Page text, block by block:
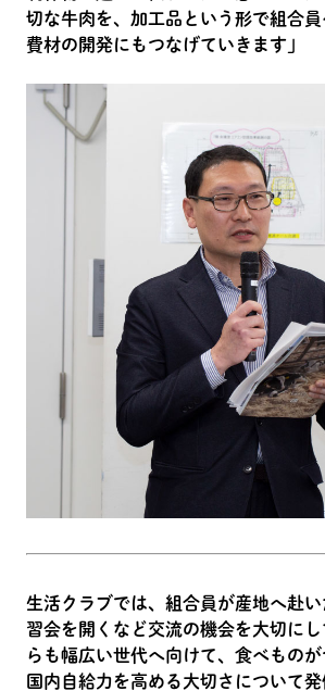
切な牛肉を、加工品という形で組合
費材の開発にもつなげていきます」
生活クラブでは、組合員が産地へ赴
習会を開くなど交流の機会を大切に
らも幅広い世代へ向けて、食べもの
国内自給力を高める大切さについて発